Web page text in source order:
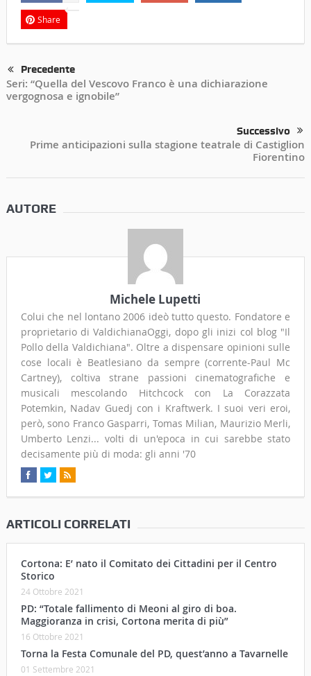
Share
Precedente
Seri: “Quella del Vescovo Franco è una dichiarazione
vergognosa e ignobile”
Successivo
Prime anticipazioni sulla stagione teatrale di Castiglion
Fiorentino
AUTORE
Michele Lupetti
Colui che nel lontano 2006 ideò tutto questo. Fondatore e
proprietario di ValdichianaOggi, dopo gli inizi col blog "Il
Pollo della Valdichiana". Oltre a dispensare opinioni sulle
cose locali è Beatlesiano da sempre (corrente-Paul Mc
Cartney), coltiva strane passioni cinematografiche e
musicali mescolando Hitchcock con La Corazzata
Potemkin, Nadav Guedj con i Kraftwerk. I suoi veri eroi,
però, sono Franco Gasparri, Tomas Milian, Maurizio Merli,
Umberto Lenzi... volti di un'epoca in cui sarebbe stato
decisamente più di moda: gli anni '70
ARTICOLI CORRELATI
Cortona: E’ nato il Comitato dei Cittadini per il Centro
Storico
24 Ottobre 2021
PD: “Totale fallimento di Meoni al giro di boa.
Maggioranza in crisi, Cortona merita di più”
16 Ottobre 2021
Torna la Festa Comunale del PD, quest’anno a Tavarnelle
01 Settembre 2021